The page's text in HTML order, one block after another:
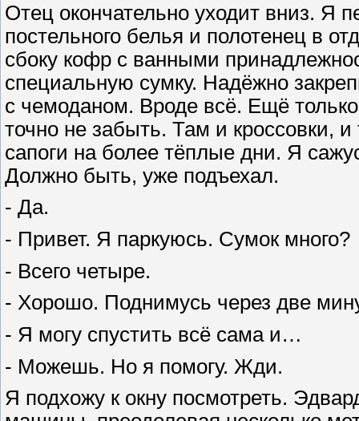
Отец окончательно уходит вниз. Я
постельного белья и полотенец в
сбоку кофр с ванными
специальную сумку. Надёжно
с чемоданом. Вроде всё. Ещё
точно не забыть. Там и кроссовки,
сапоги на более тёплые дни. Я
Должно быть, уже подъехал.
- Да.
- Привет. Я паркуюсь. Сумок много?
- Всего четыре.
- Хорошо. Поднимусь через две
- Я могу спустить всё сама и…
- Можешь. Но я помогу. Жди.
Я подхожу к окну посмотреть.